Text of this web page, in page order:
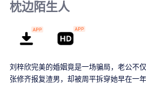
枕边陌生人
刘梓欣完美的婚姻竟是一场骗局，老公不
张修齐报复渣男，却被周平拆穿她早在一